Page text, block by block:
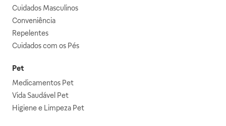
Cuidados Masculinos
Conveniência
Repelentes
Cuidados com os Pés
Pet
Medicamentos Pet
Vida Saudável Pet
Higiene e Limpeza Pet